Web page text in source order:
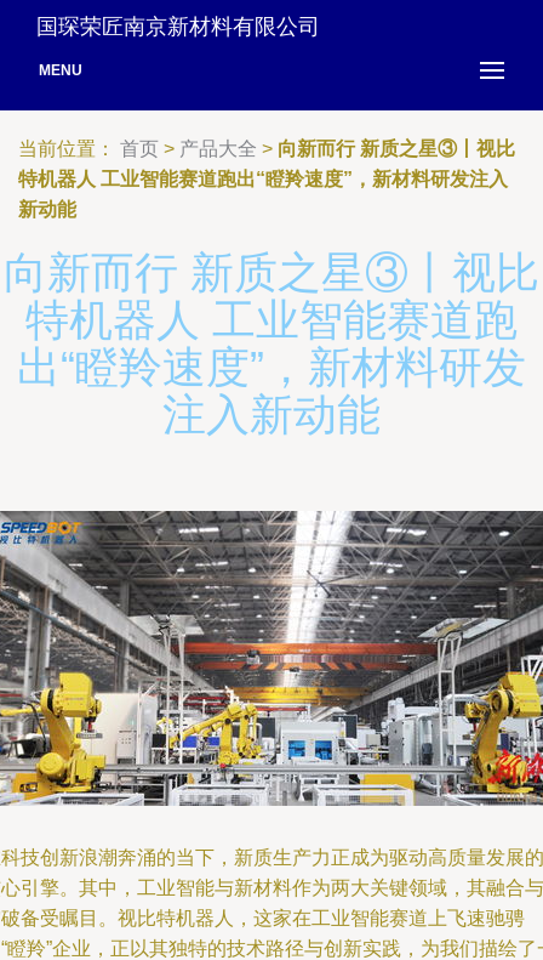
国琛荣匠南京新材料有限公司
MENU
当前位置： 首页 > 产品大全 > 向新而行 新质之星③丨视比
特机器人 工业智能赛道跑出“瞪羚速度”，新材料研发注入
新动能
向新而行 新质之星③丨视比
特机器人 工业智能赛道跑
出“瞪羚速度”，新材料研发
注入新动能
技创新浪潮奔涌的当下，新质生产力正成为驱动高质量发展的
引擎。其中，工业智能与新材料作为两大关键领域，其融合与
备受瞩目。视比特机器人，这家在工业智能赛道上飞速驰骋
瞪羚”企业，正以其独特的技术路径与创新实践，为我们描绘了